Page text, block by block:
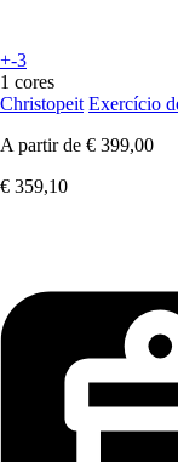
+-3
1 cores
Christopeit Exercício
A partir de € 399,00
€ 359,10